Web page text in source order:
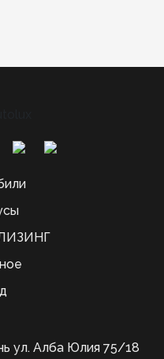
ул. Алба Юлия 75/18